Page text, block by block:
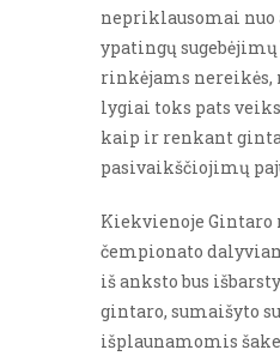
nepriklausomai nuo
ypatingų
rinkėjams nereikės,
lygiai toks pats
kaip ir renkant
pasivaikščiojimų
Kiekvienoje
čempionato
iš anksto bus
gintaro, sumaišyto
išplaunamomis